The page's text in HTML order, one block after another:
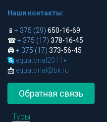
Наши контакты:
📱 + 375 (29) 650-16-69
☎+ 375 (17) 378-16-45
🖨+ 375 (17) 373-56-45
equatorial2011 ▾
📩 equatorial@bk.ru
Обратная связь
Туры